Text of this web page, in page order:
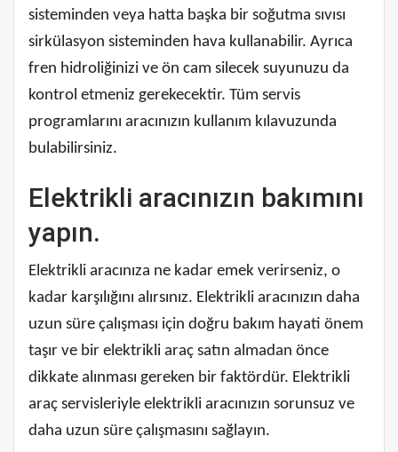
sisteminden veya hatta başka bir soğutma sıvısı
sirkülasyon sisteminden hava kullanabilir. Ayrıca
fren hidroliğinizi ve ön cam silecek suyunuzu da
kontrol etmeniz gerekecektir. Tüm servis
programlarını aracınızın kullanım kılavuzunda
bulabilirsiniz.
Elektrikli aracınızın bakımını
yapın.
Elektrikli aracınıza ne kadar emek verirseniz, o
kadar karşılığını alırsınız. Elektrikli aracınızın daha
uzun süre çalışması için doğru bakım hayati önem
taşır ve bir elektrikli araç satın almadan önce
dikkate alınması gereken bir faktördür. Elektrikli
araç servisleriyle elektrikli aracınızın sorunsuz ve
daha uzun süre çalışmasını sağlayın.